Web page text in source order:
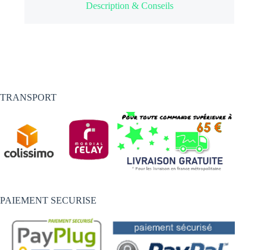
Description & Conseils
TRANSPORT
PAIEMENT SECURISE